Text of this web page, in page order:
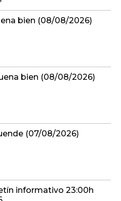
bien (08/08/2026)
bien (08/08/2026)
(07/08/2026)
informativo 23:00h